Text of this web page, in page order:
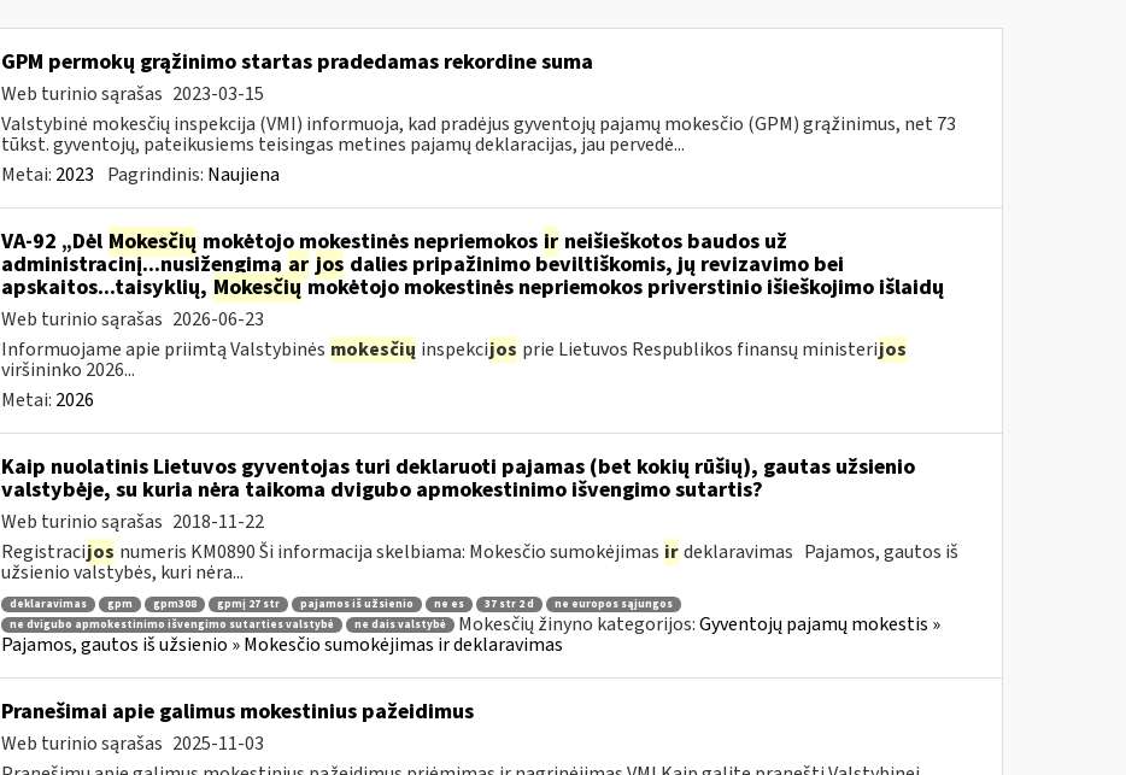
GPM permokų grąžinimo startas pradedamas rekordine suma
Web turinio sąrašas 2023-03-15
Valstybinė mokesčių inspekcija (VMI) informuoja, kad pradėjus gyventojų pajamų mokesčio (GPM) grąžinimus, net 73
tūkst. gyventojų, pateikusiems teisingas metines pajamų deklaracijas, jau pervedė...
Metai: 2023 Pagrindinis: Naujiena
VA-92 „Dėl Mokesčių mokėtojo mokestinės nepriemokos irneišieškotos baudos už
administracinį...nusižengimąar jos dalies pripažinimo beviltiškomis, jų revizavimo bei
apskaitos...taisyklių, Mokesčiųmokėtojo mokestinės nepriemokos priverstinio išieškojimo išlaidų
Web turinio sąrašas 2026-06-23
Informuojame apie priimtą Valstybinės mokesčių inspekcijos prie Lietuvos Respublikos finansų ministerijos
viršininko 2026...
Metai: 2026
Kaip nuolatinis Lietuvos gyventojas turi deklaruoti pajamas (bet kokių rūšių), gautas užsienio
valstybėje, su kuria nėra taikoma dvigubo apmokestinimo išvengimo sutartis?
Web turinio sąrašas 2018-11-22
Registracijos numeris KM0890 Ši informacija skelbiama: Mokesčio sumokėjimas ir deklaravimas Pajamos, gautos iš
užsienio valstybės, kuri nėra...
deklaravimas gpm gpm308 gpmį 27 str pajamos iš užsienio ne es 37 str 2 d
ne europos sąjungos
ne dvigubo apmokestinimo išvengimo sutarties valstybė
ne dais valstybė Mokesčių žinyno kategorijos:Gyventojų pajamų mokestis »
Pajamos, gautos iš užsienio » Mokesčio sumokėjimas ir deklaravimas
Pranešimai apie galimus mokestinius pažeidimus
Web turinio sąrašas 2025-11-03